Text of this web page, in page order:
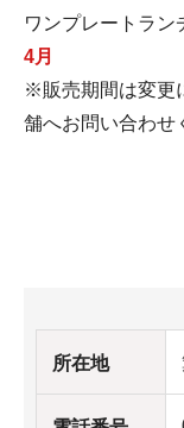
ワンプレートラ
4月
※販売期間は変更
舗へお問い合わせ
所在地